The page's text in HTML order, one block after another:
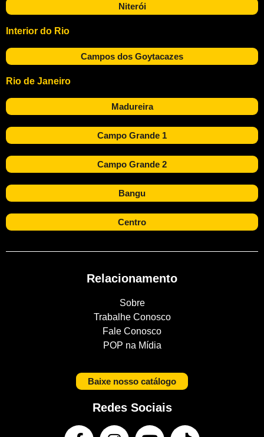
Niterói
Interior do Rio
Campos dos Goytacazes
Rio de Janeiro
Madureira
Campo Grande 1
Campo Grande 2
Bangu
Centro
Relacionamento
Sobre
Trabalhe Conosco
Fale Conosco
POP na Mídia
Baixe nosso catálogo
Redes Sociais